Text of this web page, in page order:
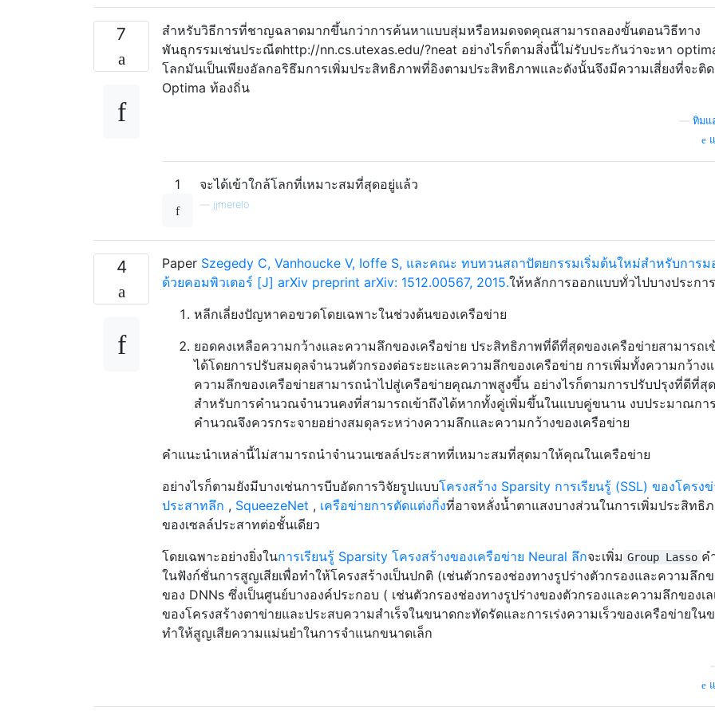
7
สำหรับวิธีการที่ชาญฉลาดมากขึ้นกว่าการค้นหาแบบสุ่มหรือหมดจดคุณสามารถลองขั้นตอนวิธีทาง
พันธุกรรมเช่นประณีตhttp://nn.cs.utexas.edu/?neat อย่างไรก็ตามสิ่งนี้ไม่รับประกันว่าจะหา
โลกมันเป็นเพียงอัลกอริธึมการเพิ่มประสิทธิภาพที่อิงตามประสิทธิภาพและดังนั้นจึงมีความเสี่ยงที่จะติ
Optima ท้องถิ่น
ทิมแ
1 จะได้เข้าใกล้โลกที่เหมาะสมที่สุดอยู่แล้ว
jjmerelo
4 Paper Szegedy C, Vanhoucke V, Ioffe S, และคณะ ทบทวนสถาปัตยกรรมเริ่มต้นใหม่สำหรับการม
ด้วยคอมพิวเตอร์ [J] arXiv preprint arXiv: 1512.00567, 2015.ให้หลักการออกแบบทั่วไปบางประกา
หลีกเลี่ยงปัญหาคอขวดโดยเฉพาะในช่วงต้นของเครือข่าย
ยอดคงเหลือความกว้างและความลึกของเครือข่าย ประสิทธิภาพที่ดีที่สุดของเครือข่ายสามารถเ
ได้โดยการปรับสมดุลจำนวนตัวกรองต่อระยะและความลึกของเครือข่าย การเพิ่มทั้งความกว้าง
ความลึกของเครือข่ายสามารถนำไปสู่เครือข่ายคุณภาพสูงขึ้น อย่างไรก็ตามการปรับปรุงที่ดีที่สุด
สำหรับการคำนวณจำนวนคงที่สามารถเข้าถึงได้หากทั้งคู่เพิ่มขึ้นในแบบคู่ขนาน งบประมาณการ
คำนวณจึงควรกระจายอย่างสมดุลระหว่างความลึกและความกว้างของเครือข่าย
คำแนะนำเหล่านี้ไม่สามารถนำจำนวนเซลล์ประสาทที่เหมาะสมที่สุดมาให้คุณในเครือข่าย
อย่างไรก็ตามยังมีบางเช่นการบีบอัดการวิจัยรูปแบบโครงสร้าง Sparsity การเรียนรู้ (SSL) ของโครงข่
ประสาทลึก , SqueezeNet , เครือข่ายการตัดแต่งกิ่งที่อาจหลั่งน้ำตาแสงบางส่วนในการเพิ่มประสิทธิ
ของเซลล์ประสาทต่อชั้นเดียว
โดยเฉพาะอย่างยิ่งในการเรียนรู้ Sparsity โครงสร้างของเครือข่าย Neural ลึกจะเพิ่ม Group Lasso ค
ในฟังก์ชั่นการสูญเสียเพื่อทำให้โครงสร้างเป็นปกติ (เช่นตัวกรองช่องทางรูปร่างตัวกรองและความลึก
ของ DNNs ซึ่งเป็นศูนย์บางองค์ประกอบ ( เช่นตัวกรองช่องทางรูปร่างของตัวกรองและความลึกของเล
ของโครงสร้างตาข่ายและประสบความสำเร็จในขนาดกะทัดรัดและการเร่งความเร็วของเครือข่ายใ
ทำให้สูญเสียความแม่นยำในการจำแนกขนาดเล็ก